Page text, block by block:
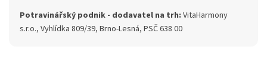
Potravinářský podnik - dodavatel na trh: VitaHarmony
s.r.o., Vyhlídka 809/39, Brno-Lesná, PSČ 638 00